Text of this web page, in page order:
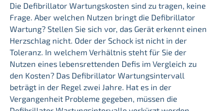
Die Defibrillator Wartungskosten sind zu tragen, keine
Frage. Aber welchen Nutzen bringt die Defibrillator
Wartung? Stellen Sie sich vor, das Gerät erkennt einen
Herzschlag nicht. Oder der Schock ist nicht in der
Toleranz. In welchem Verhältnis steht für Sie der
Nutzen eines lebensrettenden Defis im Vergleich zu
den Kosten? Das Defibrillator Wartungsintervall
beträgt in der Regel zwei Jahre. Hat es in der
Vergangenheit Probleme gegeben, müssen die